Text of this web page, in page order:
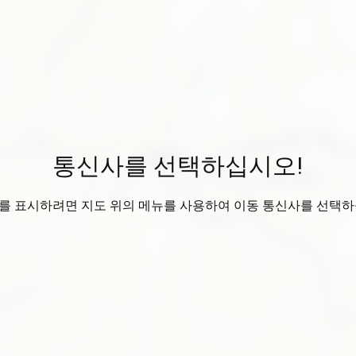
통신사를 선택하십시오!
표시하려면 지도 위의 메뉴를 사용하여 이동 통신사를 선택